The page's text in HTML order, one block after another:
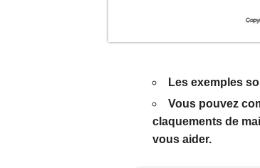
Les exemples
Vous pouvez
claquements de
vous aider.